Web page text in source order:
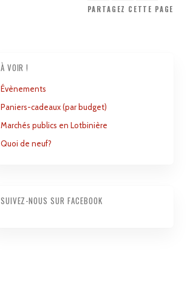
PARTAGEZ CETTE PAGE
À VOIR !
Évènements
Paniers-cadeaux (par budget)
Marchés publics en Lotbinière
Quoi de neuf?
SUIVEZ-NOUS SUR FACEBOOK